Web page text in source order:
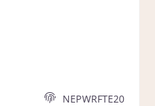
NEPWRFTE20